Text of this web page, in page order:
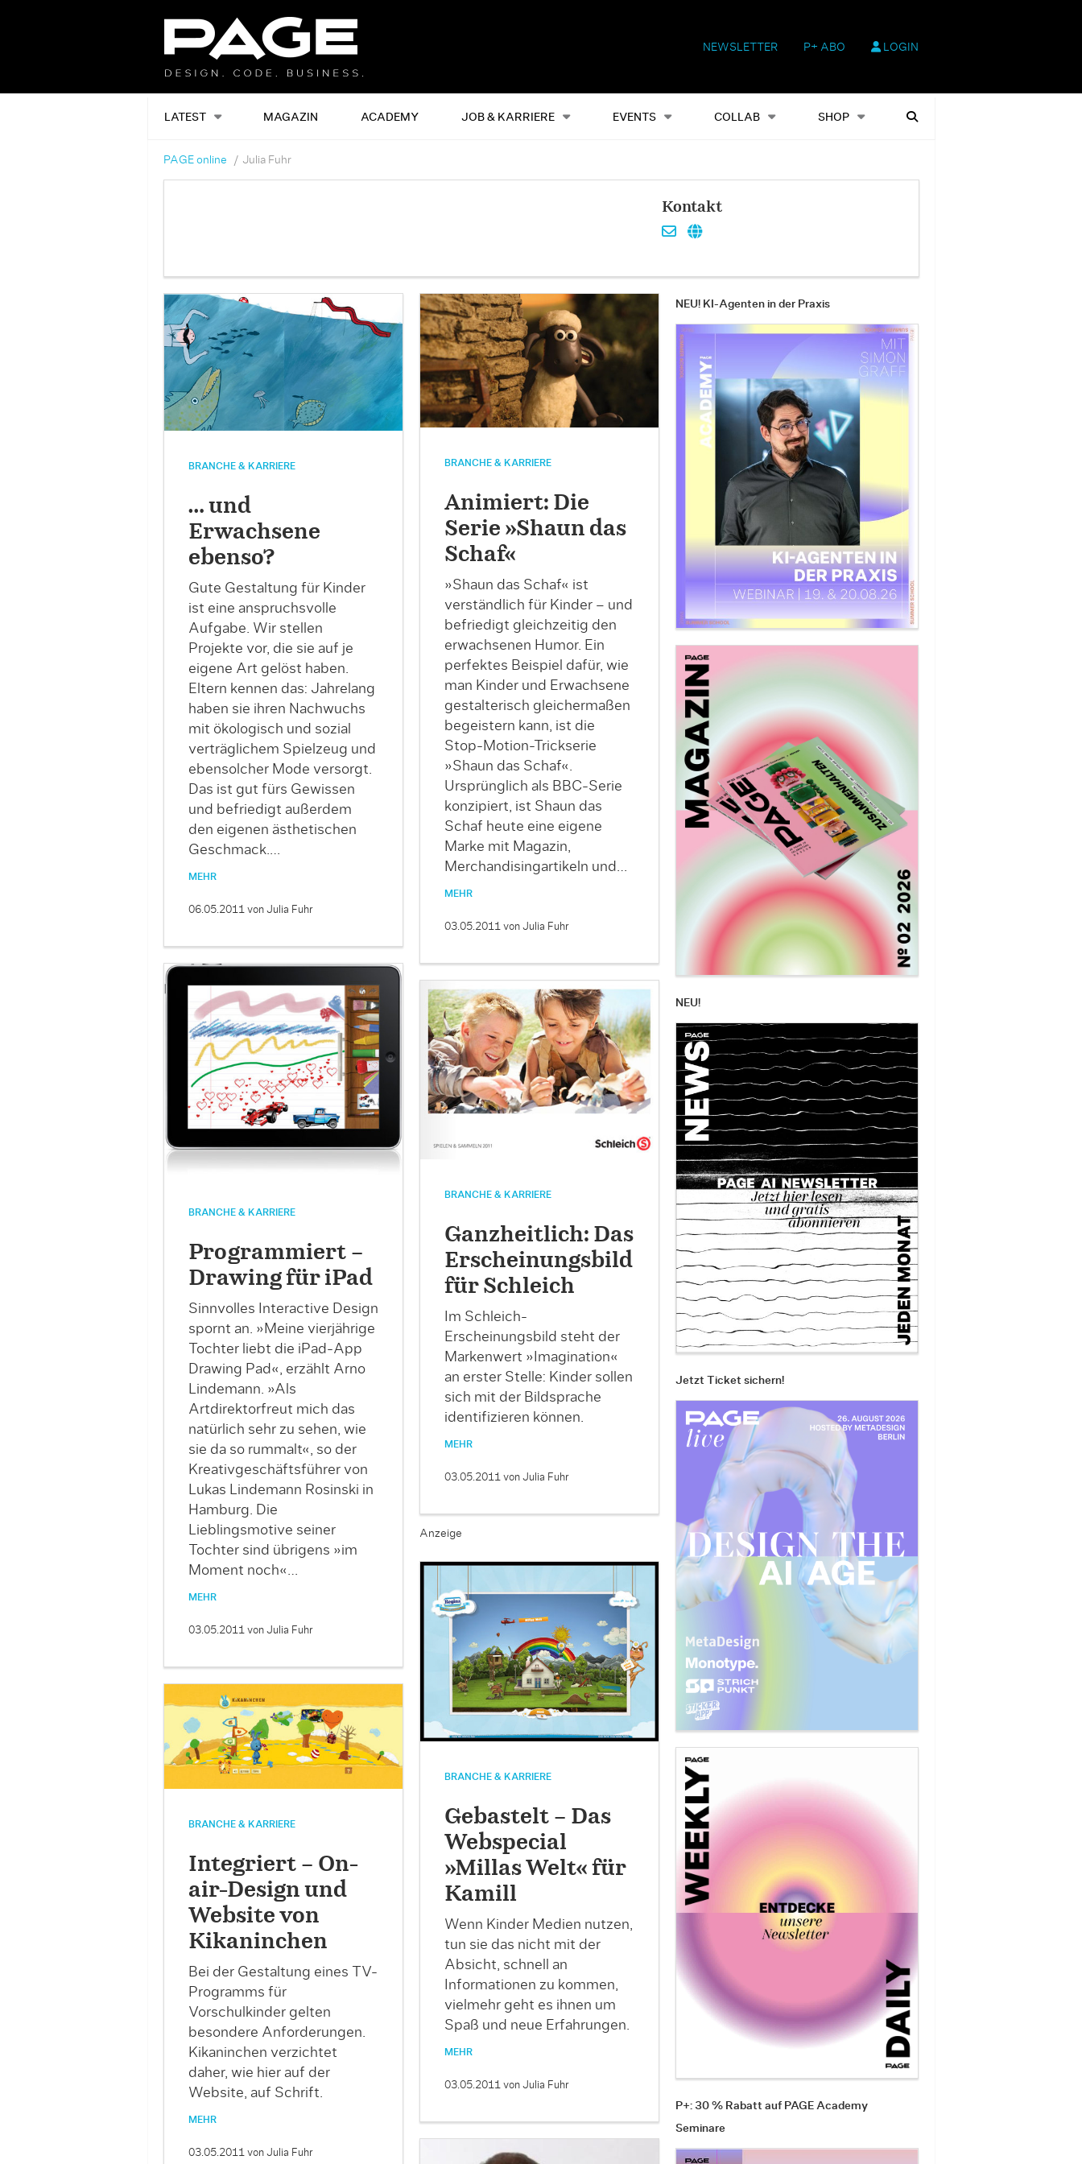
NEWSLETTER P+ ABO LOGIN
LATEST MAGAZIN ACADEMY JOB & KARRIERE EVENTS COLLAB SHOP
Alles Events Shop Heftausgaben Suchen
PAGE online Julia Fuhr
Kontakt
BRANCHE & KARRIERE
… und
Erwachsene
ebenso?
Gute Gestaltung für Kinder
ist eine anspruchsvolle
Aufgabe. Wir stellen
Projekte vor, die sie auf je
eigene Art gelöst haben.
Eltern kennen das: Jahrelang
haben sie ihren Nachwuchs
mit ökologisch und sozial
verträglichem Spielzeug und
ebensolcher Mode versorgt.
Das ist gut fürs Gewissen
und befriedigt außerdem
den eigenen ästhetischen
Geschmack.…
MEHR
06.05.2011 von Julia Fuhr
BRANCHE & KARRIERE
Animiert: Die
Serie »Shaun das
Schaf«
»Shaun das Schaf« ist
verständlich für Kinder – und
befriedigt gleichzeitig den
erwachsenen Humor. Ein
perfektes Beispiel dafür, wie
man Kinder und Erwachsene
gestalterisch gleichermaßen
begeistern kann, ist die
Stop-Motion-Trickserie
»Shaun das Schaf«.
Ursprünglich als BBC-Serie
konzipiert, ist Shaun das
Schaf heute eine eigene
Marke mit Magazin,
Merchandisingartikeln und…
MEHR
03.05.2011 von Julia Fuhr
BRANCHE & KARRIERE
Ganzheitlich: Das
Erscheinungsbild
für Schleich
Im Schleich-
Erscheinungsbild steht der
Markenwert »Imagination«
an erster Stelle: Kinder sollen
sich mit der Bildsprache
identifizieren können.
MEHR
03.05.2011 von Julia Fuhr
BRANCHE & KARRIERE
Programmiert –
Drawing für iPad
Sinnvolles Interactive Design
spornt an. »Meine vierjährige
Tochter liebt die iPad-App
Drawing Pad«, erzählt Arno
Lindemann. »Als
Artdirektorfreut mich das
natürlich sehr zu sehen, wie
sie da so rummalt«, so der
Kreativgeschäftsführer von
Lukas Lindemann Rosinski in
Hamburg. Die
Lieblingsmotive seiner
Tochter sind übrigens »im
Moment noch«…
MEHR
03.05.2011 von Julia Fuhr
Anzeige
BRANCHE & KARRIERE
Integriert – On-
air-Design und
Website von
Kikaninchen
Bei der Gestaltung eines TV-
Programms für
Vorschulkinder gelten
besondere Anforderungen.
Kikaninchen verzichtet
daher, wie hier auf der
Website, auf Schrift.
MEHR
03.05.2011 von Julia Fuhr
BRANCHE & KARRIERE
Gebastelt – Das
Webspecial
»Millas Welt« für
Kamill
Wenn Kinder Medien nutzen,
tun sie das nicht mit der
Absicht, schnell an
Informationen zu kommen,
vielmehr geht es ihnen um
Spaß und neue Erfahrungen.
MEHR
03.05.2011 von Julia Fuhr
NEU! KI-Agenten in der Praxis
NEU!
Jetzt Ticket sichern!
P+: 30 % Rabatt auf PAGE Academy
Seminare